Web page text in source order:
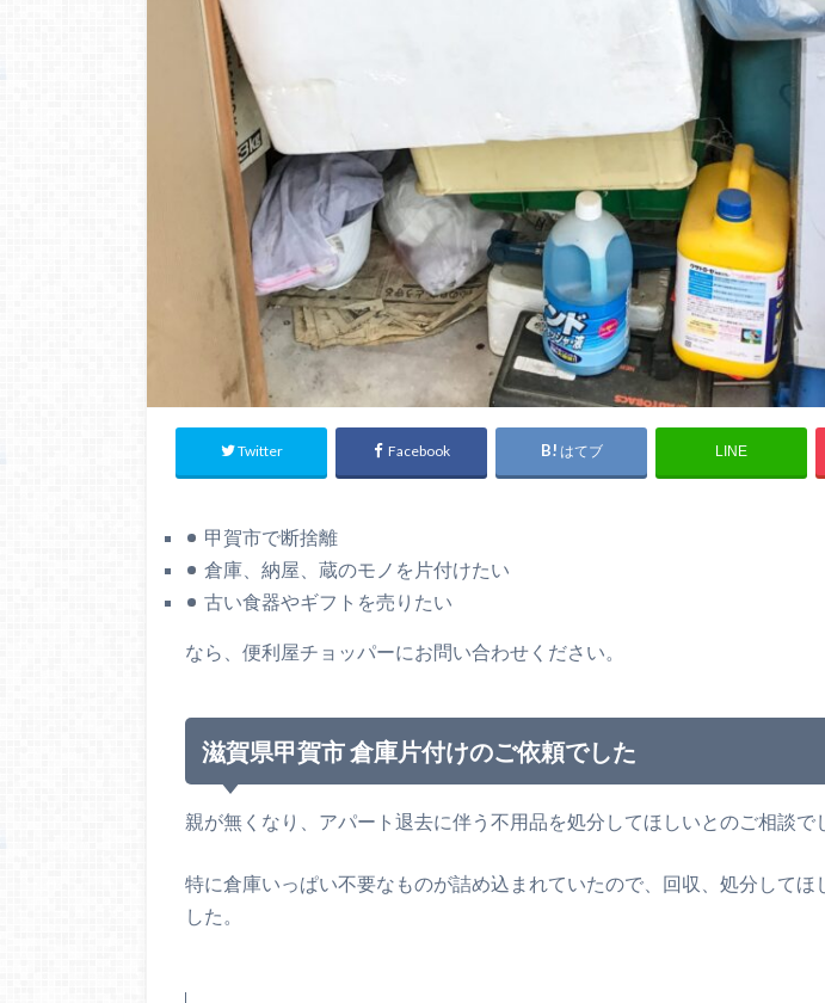
Twitter Facebook はてブ LINE
甲賀市で断捨離
倉庫、納屋、蔵のモノを片付けたい
古い食器やギフトを売りたい
なら、便利屋チョッパーにお問い合わせください。
滋賀県甲賀市 倉庫片付けのご依頼でした
親が無くなり、アパート退去に伴う不用品を処分してほしいとのご相談で
特に倉庫いっぱい不要なものが詰め込まれていたので、回収、処分してほ
した。